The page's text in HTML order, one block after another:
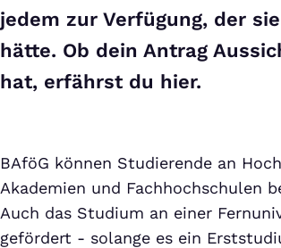
jedem zur Verfügung, der
hätte. Ob dein Antrag
hat, erfährst du hier.
BAföG können Studierende an
Akademien und Fachhochschulen
Auch das Studium an einer
gefördert - solange es ein